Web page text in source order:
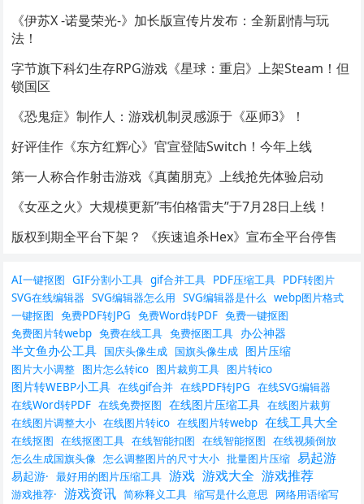
《伊苏X -诺曼荣光-》加长版宣传片发布：全新剧情与玩
法！
字节旗下科幻生存RPG游戏《星球：重启》上架Steam！但
锁国区
《恐鬼症》制作人：游戏机制灵感源于《巫师3》！
好评佳作《东方红辉心》官宣登陆Switch！今年上线
第一人称合作射击游戏《真菌朋克》上线抢先体验启动
《女巫之火》大规模更新”韦伯格雷夫”于7月28日上线！
版权到期全平台下架？ 《疾速追杀Hex》宣布全平台停售
AI一键抠图 GIF分割小工具 gif合并工具 PDF压缩工具 PDF转图片
SVG在线编辑器 SVG编辑器怎么用 SVG编辑器是什么 webp图片格式
一键抠图 免费PDF转JPG 免费Word转PDF 免费一键抠图
免费图片转webp 免费在线工具 免费抠图工具 办公神器
半文鱼办公工具 国庆头像生成 国旗头像生成 图片压缩
图片大小调整 图片怎么转ico 图片裁剪工具 图片转ico
图片转WEBP小工具 在线gif合并 在线PDF转JPG 在线SVG编辑器
在线Word转PDF 在线免费抠图 在线图片压缩工具 在线图片裁剪
在线图片调整大小 在线图片转ico 在线图片转webp 在线工具大全
在线抠图 在线抠图工具 在线智能扣图 在线智能抠图 在线视频倒放
怎么生成国旗头像 怎么调整图片的尺寸大小 批量图片压缩 易起游
易起游· 最好用的图片压缩工具 游戏 游戏大全 游戏推荐
游戏推荐· 游戏资讯 简称释义工具 缩写是什么意思
网络用语缩写